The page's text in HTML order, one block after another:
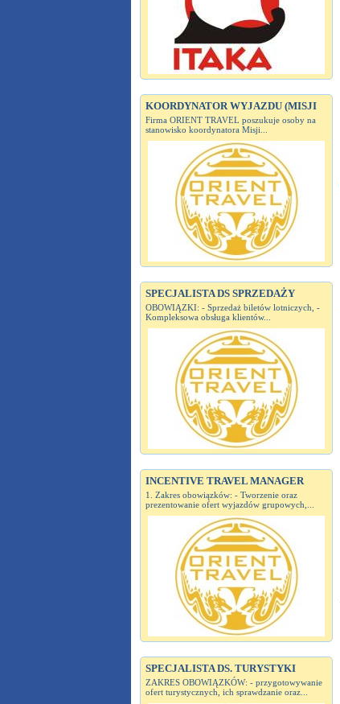
KOORDYNATOR WYJAZDU (MISJI
Firma ORIENT TRAVEL poszukuje osoby na
stanowisko koordynatora Misji...
SPECJALISTA DS SPRZEDAŻY
OBOWIĄZKI: - Sprzedaż biletów lotniczych, -
Kompleksowa obsługa klientów...
INCENTIVE TRAVEL MANAGER
1. Zakres obowiązków: - Tworzenie oraz
prezentowanie ofert wyjazdów grupowych,...
SPECJALISTA DS. TURYSTYKI
ZAKRES OBOWIĄZKÓW: - przygotowywanie
ofert turystycznych, ich sprawdzanie oraz...